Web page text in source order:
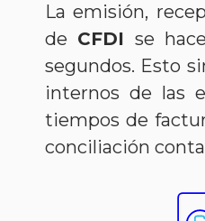
La emisión,
de CFDI se
segundos. Esto
internos de las
tiempos de
conciliación